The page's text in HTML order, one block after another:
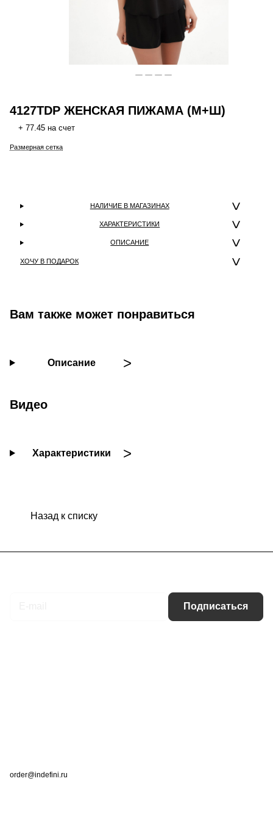
4127TDP ЖЕНСКАЯ ПИЖАМА (М+Ш)
+ 77.45 на счет
Размерная сетка
НАЛИЧИЕ В МАГАЗИНАХ
ХАРАКТЕРИСТИКИ
ОПИСАНИЕ
ХОЧУ В ПОДАРОК
Вам также может понравиться
Описание
Видео
Характеристики
Назад к списку
Подписаться
order@indefini.ru